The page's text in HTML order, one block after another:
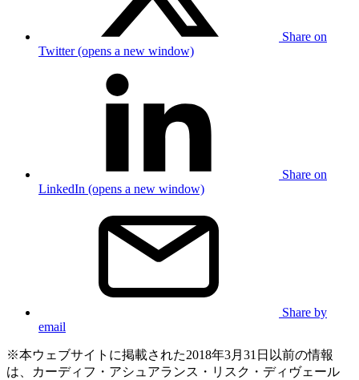
Share on
Twitter (opens a new window)
Share on
LinkedIn (opens a new window)
Share by
email
※本ウェブサイトに掲載された2018年3月31日以前の情報
は、カーディフ・アシュアランス・リスク・ディヴェール